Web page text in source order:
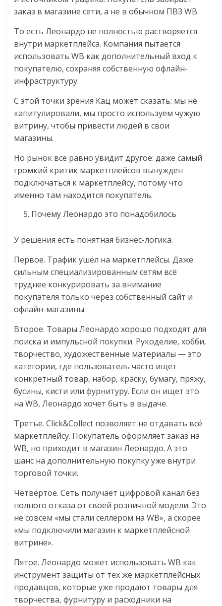
заказ в магазине сети, а не в обычном ПВЗ WB.
То есть Леонардо не полностью растворяется
внутри маркетплейса. Компания пытается
использовать WB как дополнительный вход к
покупателю, сохраняя собственную офлайн-
инфраструктуру.
С этой точки зрения Кац может сказать: мы не
капитулировали, мы просто используем чужую
витрину, чтобы привести людей в свои
магазины.
Но рынок всё равно увидит другое: даже самый
громкий критик маркетплейсов вынужден
подключаться к маркетплейсу, потому что
именно там находится покупатель.
Почему Леонардо это понадобилось
У решения есть понятная бизнес-логика.
Первое. Трафик ушёл на маркетплейсы. Даже
сильным специализированным сетям всё
труднее конкурировать за внимание
покупателя только через собственный сайт и
офлайн-магазины.
Второе. Товары Леонардо хорошо подходят для
поиска и импульсной покупки. Рукоделие, хобби,
творчество, художественные материалы — это
категории, где пользователь часто ищет
конкретный товар, набор, краску, бумагу, пряжу,
бусины, кисти или фурнитуру. Если он ищет это
на WB, Леонардо хочет быть в выдаче.
Третье. Click&Collect позволяет не отдавать всё
маркетплейсу. Покупатель оформляет заказ на
WB, но приходит в магазин Леонардо. А это
шанс на дополнительную покупку уже внутри
торговой точки.
Четвёртое. Сеть получает цифровой канал без
полного отказа от своей розничной модели. Это
не совсем «мы стали селлером на WB», а скорее
«мы подключили магазин к маркетплейсной
витрине».
Пятое. Леонардо может использовать WB как
инструмент защиты от тех же маркетплейсных
продавцов, которые уже продают товары для
творчества, фурнитуру и расходники на